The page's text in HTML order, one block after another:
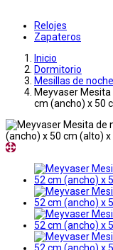
Relojes
Zapateros
Inicio
Dormitorio
Mesillas de noche
Meyvaser
cm (ancho) x 50